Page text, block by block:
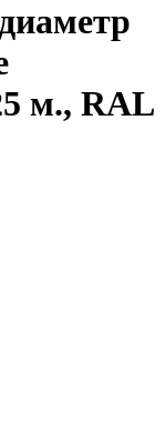
м., RAL